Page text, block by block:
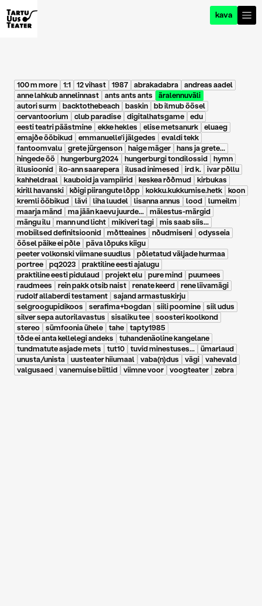
kava
100 m more 1:1 12 vihast 1987 abrakadabra
andreas aadel
anne lahkub annelinnast
ants ants ants
äralennuväli
autori surm
backtothebeach baskin
bb ilmub öösel
cervantoorium
club paradise digitalhatsgame
edu
eesti teatri päästmine
ekke hekles elise metsanurk
eluaeg
emajõe ööbikud
emmanuelle'i jälgedes
evaldi tekk
fantoomvalu
grete jürgenson haige mäger
hans ja grete...
hingede öö
hungerburg2024 hungerburgi tondilossid
hymn
illusioonid
ilo-ann saarepera ilusad inimesed ird k.
ivar põllu
kahheldraal
kauboid ja vampiirid keskea rõõmud
kirbukas
kirill havanski
kõigi piirangute lõpp kokku.kukkumise.hetk
koon
kremli ööbikud
lävi liha luudel lisanna annus lood
lumeilm
maarja mänd
ma jään kaevu juurde...
mälestus-märgid
mängu ilu
mann und licht mikiveri tagi
mis saab siis...
mobiilsed definitsioonid
mõtteaines nõudmiseni
odysseia
öösel päike ei põle
päva lõpuks kiigu
peeter volkonski viimane suudlus
põletatud väljade hurmaa
portree
pq2023
praktiline eesti ajalugu
praktiline eesti pidulaud
projekt elu pure mind
puumees
raudmees
rein pakk otsib naist renate keerd
rene liivamägi
rudolf allaberdi testament
sajand armastuskirju
selgroogupidikoos
serafima+bogdan siili poomine
siil udus
silver sepa autorilavastus
sisaliku tee
soosteri koolkond
stereo
sümfoonia ühele tahe
tapty1985
tõde ei anta kellelegi andeks
tuhandenäoline kangelane
tundmatute asjade mets
tut10 tuvid minestuses...
ümarlaud
unusta/unista
uusteater hiiumaal vaba(n)dus vägi
vahevald
valgusaed
vanemuise biitlid viimne voor voogteater zebra